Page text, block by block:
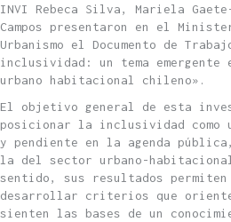
INVI Rebeca Silva, Mariela
Campos presentaron en el
Urbanismo el Documento de
inclusividad: un tema emergente
urbano habitacional chileno».
El objetivo general de esta
posicionar la inclusividad como
y pendiente en la agenda
la del sector urbano-
sentido, sus resultados
desarrollar criterios que
sienten las bases de un